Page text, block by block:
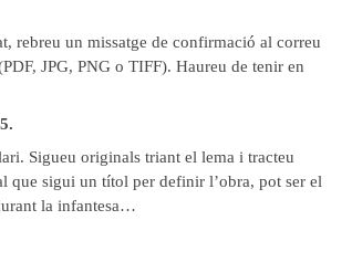
rebreu un missatge de confirmació al correu
JPG, PNG o TIFF). Haureu de tenir en
Sigueu originals triant el lema i tracteu
que sigui un títol per definir l’obra, pot ser el
la infantesa…